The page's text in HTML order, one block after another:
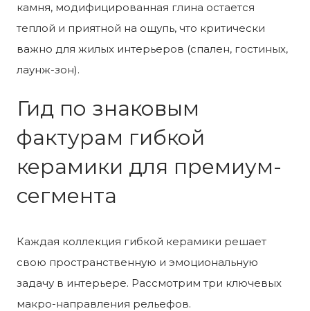
камня, модифицированная глина остается
теплой и приятной на ощупь, что критически
важно для жилых интерьеров (спален, гостиных,
лаунж-зон).
Гид по знаковым
фактурам гибкой
керамики для премиум-
сегмента
Каждая коллекция гибкой керамики решает
свою пространственную и эмоциональную
задачу в интерьере. Рассмотрим три ключевых
макро-направления рельефов.